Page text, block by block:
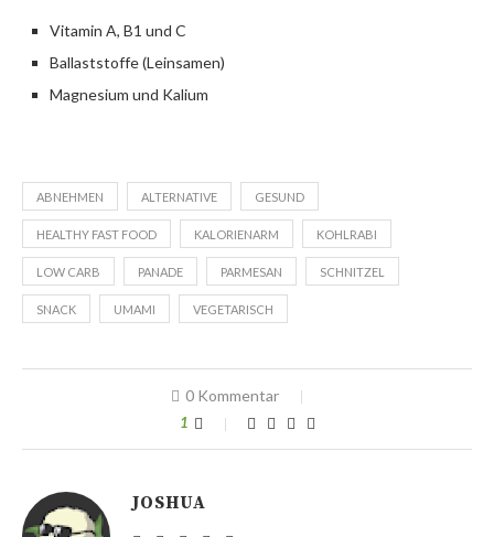
Vitamin A, B1 und C
Ballaststoffe (Leinsamen)
Magnesium und Kalium
ABNEHMEN ALTERNATIVE GESUND
HEALTHY FAST FOOD KALORIENARM KOHLRABI
LOW CARB PANADE PARMESAN SCHNITZEL
SNACK UMAMI VEGETARISCH
0 Kommentar
1
JOSHUA